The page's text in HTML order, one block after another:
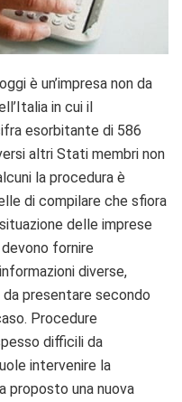
è un’impresa non da
in cui il
esorbitante di 586
altri Stati membri non
la procedura è
di compilare che sfiora
delle imprese
fornire
diverse,
presentare secondo
Procedure
difficili da
intervenire la
proposto una nuova